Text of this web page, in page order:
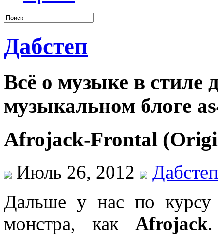
Дабстеп
Всё о музыке в стиле
музыкальном блоге
Afrojack-Frontal
Июль 26, 2012
Дабстеп
Дальше у нас по курсу
монстра, какAfrojack